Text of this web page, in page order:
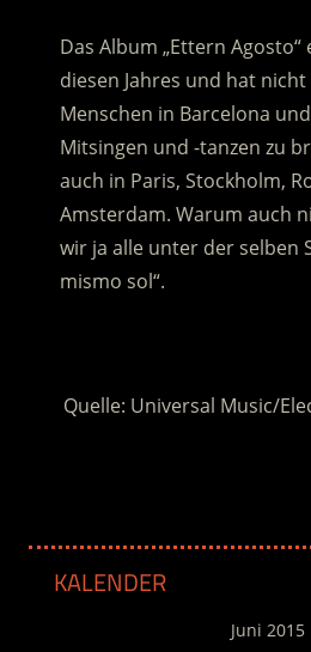
Das Album „Ettern Agosto“
diesen Jahres und hat
Menschen in Barcelona
Mitsingen und -tanzen zu
auch in Paris, Stockholm,
Amsterdam. Warum auch
wir ja alle unter der selben
mismo sol“.
Quelle: Universal Music/
KALENDER
Juni 2015